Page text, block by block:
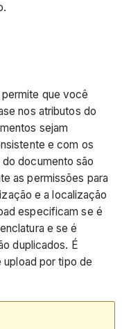
que você
nos atributos do
sejam
e com os
documento são
as permissões para
e a localização
especificam se é
e se é
duplicados. É
por tipo de